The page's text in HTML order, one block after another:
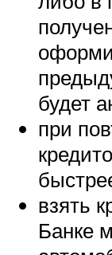
будет
при
взять
Банке